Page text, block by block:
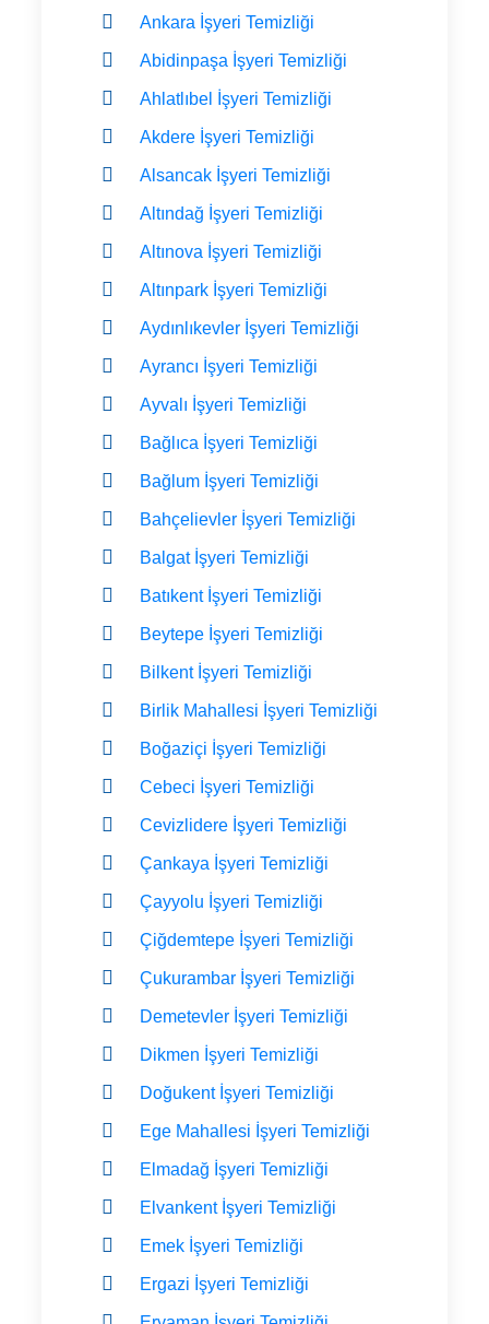
Ankara İşyeri Temizliği
Abidinpaşa İşyeri Temizliği
Ahlatlıbel İşyeri Temizliği
Akdere İşyeri Temizliği
Alsancak İşyeri Temizliği
Altındağ İşyeri Temizliği
Altınova İşyeri Temizliği
Altınpark İşyeri Temizliği
Aydınlıkevler İşyeri Temizliği
Ayrancı İşyeri Temizliği
Ayvalı İşyeri Temizliği
Bağlıca İşyeri Temizliği
Bağlum İşyeri Temizliği
Bahçelievler İşyeri Temizliği
Balgat İşyeri Temizliği
Batıkent İşyeri Temizliği
Beytepe İşyeri Temizliği
Bilkent İşyeri Temizliği
Birlik Mahallesi İşyeri Temizliği
Boğaziçi İşyeri Temizliği
Cebeci İşyeri Temizliği
Cevizlidere İşyeri Temizliği
Çankaya İşyeri Temizliği
Çayyolu İşyeri Temizliği
Çiğdemtepe İşyeri Temizliği
Çukurambar İşyeri Temizliği
Demetevler İşyeri Temizliği
Dikmen İşyeri Temizliği
Doğukent İşyeri Temizliği
Ege Mahallesi İşyeri Temizliği
Elmadağ İşyeri Temizliği
Elvankent İşyeri Temizliği
Emek İşyeri Temizliği
Ergazi İşyeri Temizliği